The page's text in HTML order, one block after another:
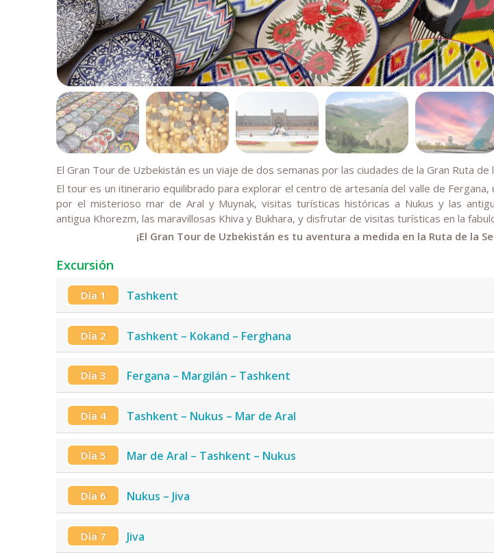
El Gran Tour de Uzbekistán es un viaje de dos semanas por las ciudades de la Gran Ruta de
El tour es un itinerario equilibrado para explorar el centro de artesanía del valle de
por el misterioso mar de Aral y Muynak, visitas turísticas históricas a Nukus y las
antigua Khorezm, las maravillosas Khiva y Bukhara, y disfrutar de visitas turísticas en la
¡El Gran Tour de Uzbekistán es tu aventura a medida en la Ruta de la
Excursión
Día 1 Tashkent
Día 2 Tashkent – Kokand – Ferghana
Día 3 Fergana – Margilán – Tashkent
Día 4 Tashkent – Nukus – Mar de Aral
Día 5 Mar de Aral – Tashkent – Nukus
Día 6 Nukus – Jiva
Día 7 Jiva